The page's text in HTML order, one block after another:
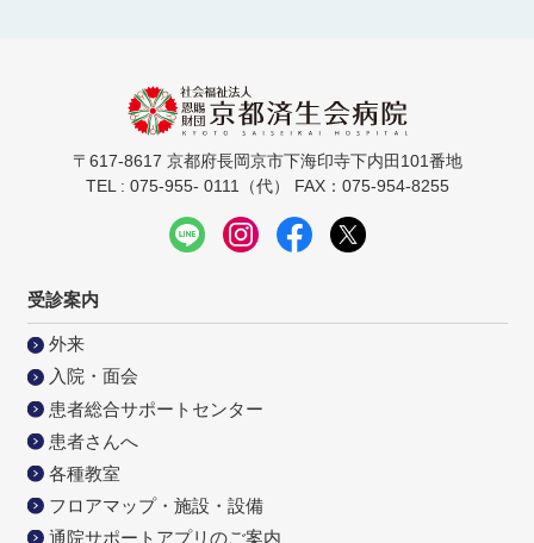
〒617-8617 京都府長岡京市下海印寺下内田101番地
TEL : 075-955- 0111（代） FAX：075-954-8255
受診案内
外来
入院・面会
患者総合サポートセンター
患者さんへ
各種教室
フロアマップ・施設・設備
通院サポートアプリのご案内